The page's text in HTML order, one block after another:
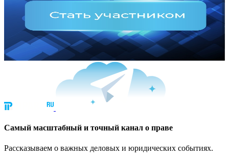
Cамый масштабный и точный канал о праве
Рассказываем о важных деловых и юридических событиях.